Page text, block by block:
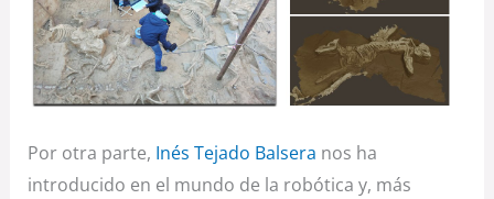
Por otra parte, Inés Tejado Balsera nos ha
introducido en el mundo de la robótica y, más